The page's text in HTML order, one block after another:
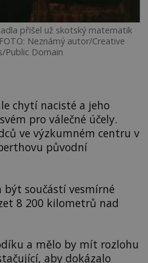
přišel už skotský matematik
Neznámý autor/Creative
Public Domain
chytí nacisté a jeho
pro válečné účely.
ve výzkumném centru v
původní
být součástí vesmírné
8 200 kilometrů nad
a mělo by mít rozlohu
aby dokázalo